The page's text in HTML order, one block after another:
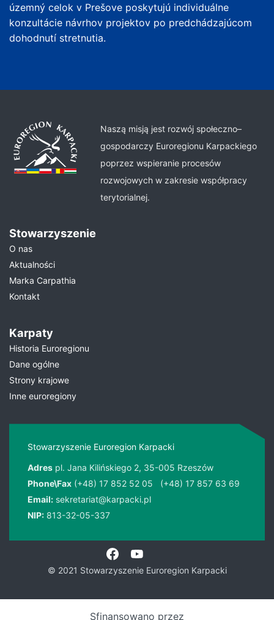
územný celok v Prešove poskytujú individuálne
konzultácie návrhov projektov po predchádzajúcom
dohodnutí stretnutia.
Naszą misją jest rozwój społeczno–
gospodarczy Euroregionu Karpackiego
poprzez wspieranie procesów
rozwojowych w zakresie współpracy
terytorialnej.
Stowarzyszenie
O nas
Aktualności
Marka Carpathia
Kontakt
Karpaty
Historia Euroregionu
Dane ogólne
Strony krajowe
Inne euroregiony
Stowarzyszenie Euroregion Karpacki
Adres pl. Jana Kilińskiego 2, 35-005 Rzeszów
Phone\Fax (+48) 17 852 52 05
(+48) 17 857 63 69
Email: sekretariat@karpacki.pl
NIP: 813-32-05-337
© 2021 Stowarzyszenie Euroregion Karpacki
Sfinansowano przez